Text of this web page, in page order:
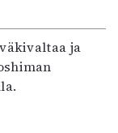
ja